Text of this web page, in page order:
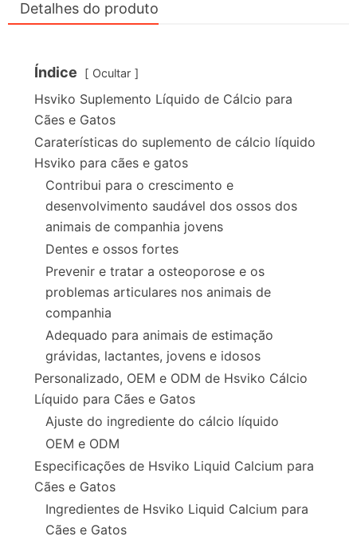
Detalhes do produto
Índice Ocultar
Hsviko Suplemento Líquido de Cálcio para
Cães e Gatos
Caraterísticas do suplemento de cálcio líquido
Hsviko para cães e gatos
Contribui para o crescimento e
desenvolvimento saudável dos ossos dos
animais de companhia jovens
Dentes e ossos fortes
Prevenir e tratar a osteoporose e os
problemas articulares nos animais de
companhia
Adequado para animais de estimação
grávidas, lactantes, jovens e idosos
Personalizado, OEM e ODM de Hsviko Cálcio
Líquido para Cães e Gatos
Ajuste do ingrediente do cálcio líquido
OEM e ODM
Especificações de Hsviko Liquid Calcium para
Cães e Gatos
Ingredientes de Hsviko Liquid Calcium para
Cães e Gatos